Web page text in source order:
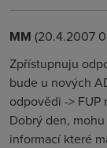
MM (20.4.2007
Zpřístupnuju
bude u nových
odpovědi ->
Dobrý den,
informací které